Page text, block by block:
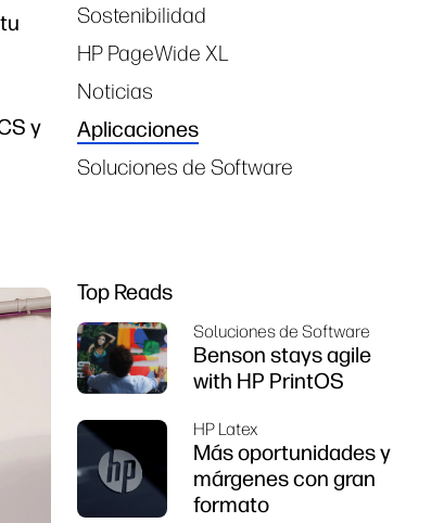
y
Sostenibilidad
HP PageWide XL
Noticias
Aplicaciones
Soluciones de Software
Top Reads
Soluciones de Software
Benson stays agile
with HP PrintOS
HP Latex
Más oportunidades y
márgenes con gran
formato